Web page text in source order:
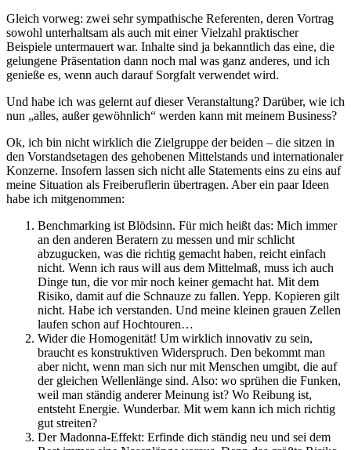
Gleich vorweg: zwei sehr sympathische Referenten, deren Vortrag
sowohl unterhaltsam als auch mit einer Vielzahl praktischer
Beispiele untermauert war. Inhalte sind ja bekanntlich das eine, die
gelungene Präsentation dann noch mal was ganz anderes, und ich
genieße es, wenn auch darauf Sorgfalt verwendet wird.
Und habe ich was gelernt auf dieser Veranstaltung? Darüber, wie ich
nun „alles, außer gewöhnlich“ werden kann mit meinem Business?
Ok, ich bin nicht wirklich die Zielgruppe der beiden – die sitzen in
den Vorstandsetagen des gehobenen Mittelstands und internationaler
Konzerne. Insofern lassen sich nicht alle Statements eins zu eins auf
meine Situation als Freiberuflerin übertragen. Aber ein paar Ideen
habe ich mitgenommen:
Benchmarking ist Blödsinn. Für mich heißt das: Mich immer
an den anderen Beratern zu messen und mir schlicht
abzugucken, was die richtig gemacht haben, reicht einfach
nicht. Wenn ich raus will aus dem Mittelmaß, muss ich auch
Dinge tun, die vor mir noch keiner gemacht hat. Mit dem
Risiko, damit auf die Schnauze zu fallen. Yepp. Kopieren gilt
nicht. Habe ich verstanden. Und meine kleinen grauen Zellen
laufen schon auf Hochtouren…
Wider die Homogenität! Um wirklich innovativ zu sein,
braucht es konstruktiven Widerspruch. Den bekommt man
aber nicht, wenn man sich nur mit Menschen umgibt, die auf
der gleichen Wellenlänge sind. Also: wo sprühen die Funken,
weil man ständig anderer Meinung ist? Wo Reibung ist,
entsteht Energie. Wunderbar. Mit wem kann ich mich richtig
gut streiten?
Der Madonna-Effekt: Erfinde dich ständig neu und sei dem